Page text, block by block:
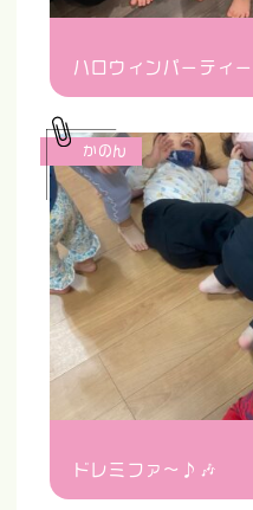
ハロウィンパーティー
ドレミファ〜♪🎶
かのん